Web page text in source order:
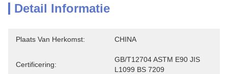
Detail Informatie
Plaats Van Herkomst: CHINA
Certificering:
GB/T12704 ASTM E90 JIS
L1099 BS 7209